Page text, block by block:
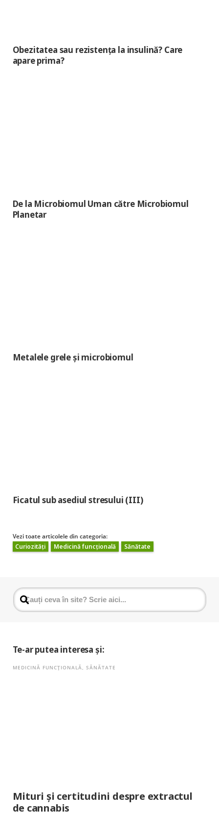
Obezitatea sau rezistența la insulină? Care
apare prima?
De la Microbiomul Uman către Microbiomul
Planetar
Metalele grele și microbiomul
Ficatul sub asediul stresului (III)
Vezi toate articolele din categoria:
Curiozități
Medicină funcțională Sănătate
Te-ar putea interesa și:
MEDICINĂ FUNCȚIONALĂ SĂNĂTATE
Mituri și certitudini despre extractul
de cannabis